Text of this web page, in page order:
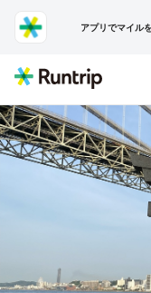
アプリでマイル